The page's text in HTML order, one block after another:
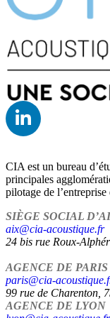
CIA est un bureau
principales
pilotage de
SIÈGE SOCIAL
aix@cia-acoustique.fr
24 bis rue Roux-
AGENCE DE PARIS
paris@cia-
99 rue de Charenton,
AGENCE DE LYON